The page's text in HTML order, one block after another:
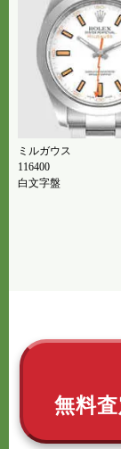
ミルガウス
116400
白文字盤
無料